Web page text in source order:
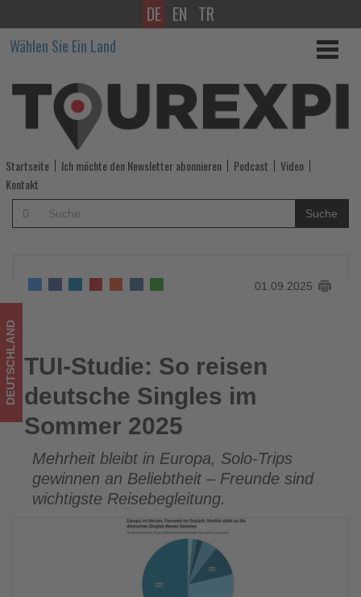
TUI-
Studie:
So
reisen
deutsche
Singles
im
2025
-
Wissen,
was
im
Tourismus
los
ist!
DE EN TR
Wählen Sie Ein Land
Startseite Ich möchte den Newsletter abonnieren Podcast
Video
Kontakt
Suche
01.09.2025
TUI-Studie: So reisen deutsche Singles im Sommer 2025
DEUTSCHLAND TUI-Studie: So reisen
deutsche Singles im
Sommer 2025
Mehrheit bleibt in Europa, Solo-Trips
gewinnen an Beliebtheit – Freunde sind
wichtigste Reisebegleitung.